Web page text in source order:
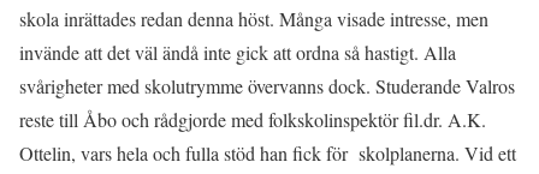
skola inrättades redan denna höst. Många visade intresse, men
invände att det väl ändå inte gick att ordna så hastigt. Alla
svårigheter med skolutrymme övervanns dock. Studerande Valros
reste till Åbo och rådgjorde med folkskolinspektör fil.dr. A.K.
Ottelin, vars hela och fulla stöd han fick för skolplanerna. Vid ett